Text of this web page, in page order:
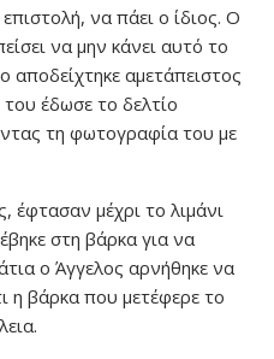
να πάει ο ίδιος. Ο
να μην κάνει αυτό το
αποδείχτηκε αμετάπειστος
έδωσε το δελτίο
τη φωτογραφία του με
μέχρι το λιμάνι
στη βάρκα για να
ο Άγγελος αρνήθηκε να
η βάρκα που μετέφερε το